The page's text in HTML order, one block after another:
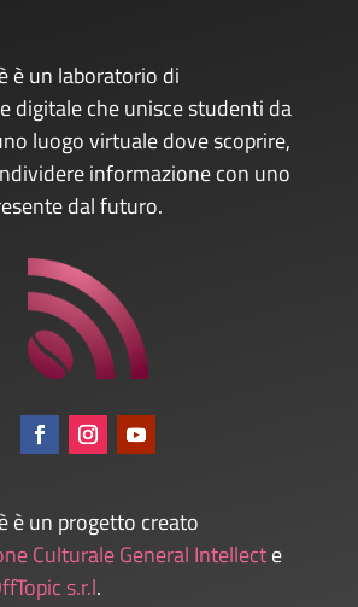
è un laboratorio di
digitale che unisce studenti da
luogo virtuale dove scoprire,
informazione con uno
dal futuro.
è un progetto creato
Culturale General Intellecte
s.r.l.